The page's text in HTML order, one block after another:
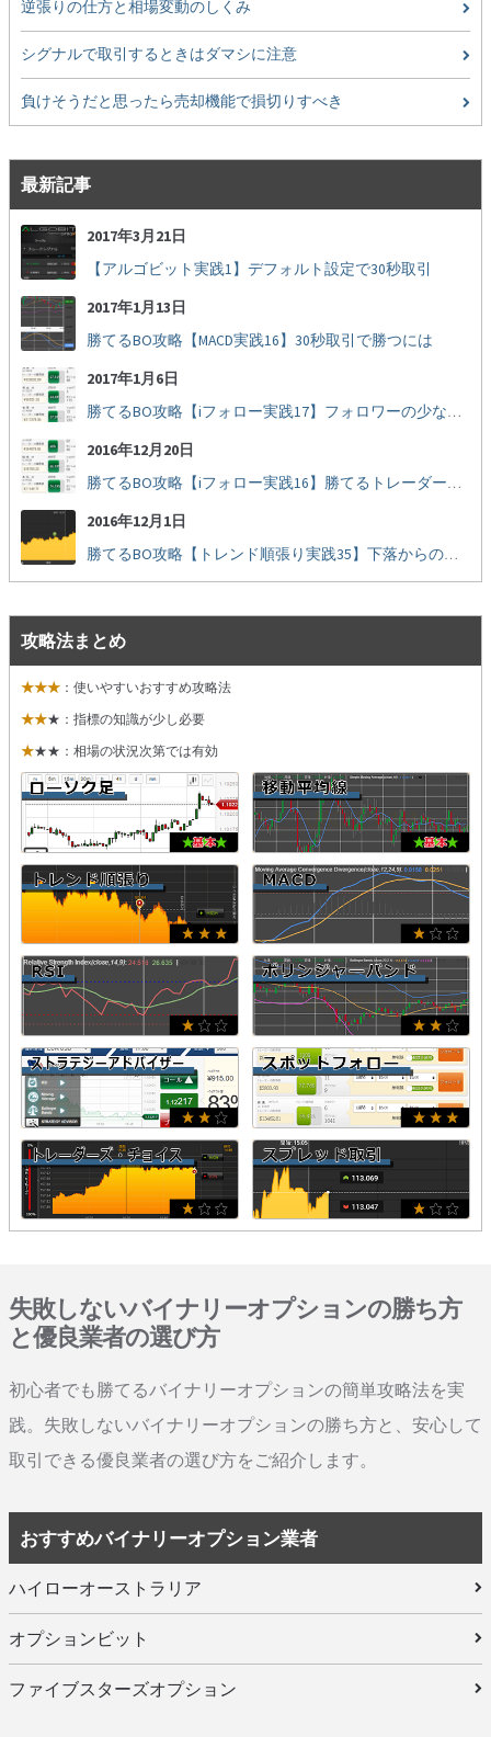
逆張りの仕方と相場変動のしくみ
シグナルで取引するときはダマシに注意
負けそうだと思ったら売却機能で損切りすべき
最新記事
2017年3月21日
【アルゴビット実践1】デフォルト設定で30秒取引
2017年1月13日
勝てるBO攻略【MACD実践16】30秒取引で勝つには
2017年1月6日
勝てるBO攻略【iフォロー実践17】フォロワーの少ない人をフォローする
2016年12月20日
勝てるBO攻略【iフォロー実践16】勝てるトレーダーを見抜く
2016年12月1日
勝てるBO攻略【トレンド順張り実践35】下落からの反発を見極める
攻略法まとめ
★★★ ：使いやすいおすすめ攻略法
★★★：指標の知識が少し必要
★★★：相場の状況次第では有効
失敗しないバイナリーオプションの勝ち方
と優良業者の選び方
初心者でも勝てるバイナリーオプションの簡単攻略法を実
践。失敗しないバイナリーオプションの勝ち方と、安心して
取引できる優良業者の選び方をご紹介します。
おすすめバイナリーオプション業者
ハイローオーストラリア
オプションビット
ファイブスターズオプション